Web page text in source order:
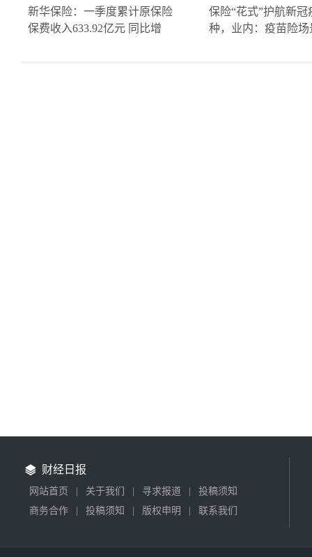
新华保险：一季度累计原保险
保费收入633.92亿元 同比增
保险“花式”护航新冠
种，业内：疫苗险场
财经日报
网站首页 关于我们 寻求报道
投稿须知
商务合作
投稿须知 版权申明 联系我们